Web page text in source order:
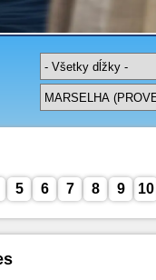
10
9
8
7
6
5